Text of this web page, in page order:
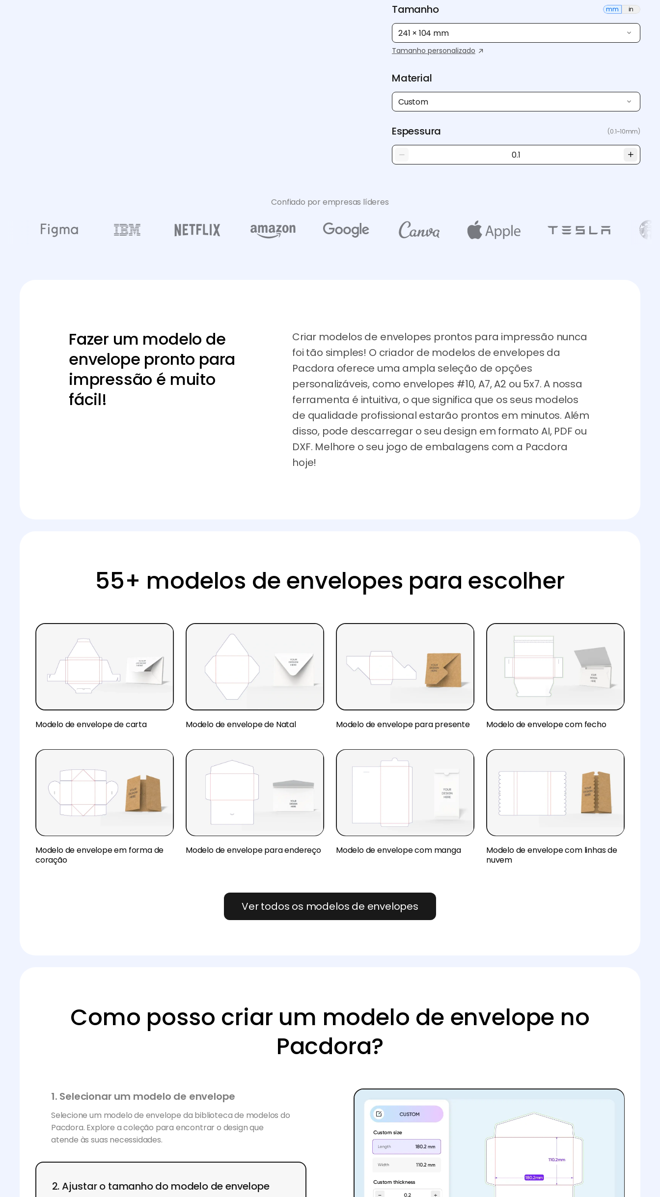
Tamanho mm in
241 × 104 mm
Tamanho personalizado
Material
Custom
Espessura (0.1~10mm)
Confiado por empresas líderes
Fazer um modelo de
envelope pronto para
impressão é muito
fácil!
Criar modelos de envelopes prontos para impressão nunca
foi tão simples! O criador de modelos de envelopes da
Pacdora oferece uma ampla seleção de opções
personalizáveis, como envelopes #10, A7, A2 ou 5x7. A nossa
ferramenta é intuitiva, o que significa que os seus modelos
de qualidade profissional estarão prontos em minutos. Além
disso, pode descarregar o seu design em formato AI, PDF ou
DXF. Melhore o seu jogo de embalagens com a Pacdora
hoje!
55+ modelos de envelopes para escolher
Modelo de envelope de carta Modelo de envelope de Natal Modelo de envelope para presente Modelo de envelope com fecho
Modelo de envelope em forma de
coração
Modelo de envelope para endereço Modelo de envelope com manga
Modelo de envelope com linhas de
nuvem
Ver todos os modelos de envelopes
Como posso criar um modelo de envelope no
Pacdora?
1. Selecionar um modelo de envelope
Selecione um modelo de envelope da biblioteca de modelos do
Pacdora. Explore a coleção para encontrar o design que
atende às suas necessidades.
Ajuste o seu modelo de envelope ajustando o comprimento,